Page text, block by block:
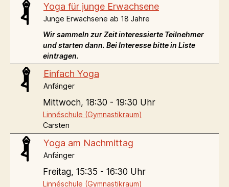
Yoga für junge Erwachsene
Junge Erwachsene ab 18 Jahre
Wir sammeln zur Zeit interessierte Teilnehmer
und starten dann. Bei Interesse bitte in Liste
eintragen.
Einfach Yoga
Anfänger
Mittwoch, 18:30 - 19:30 Uhr
Linnéschule (Gymnastikraum)
Carsten
Yoga am Nachmittag
Anfänger
Freitag, 15:35 - 16:30 Uhr
Linnéschule (Gymnastikraum)